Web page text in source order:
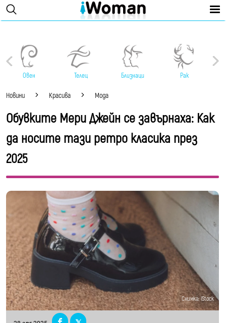
Овен Телец Близнаци Рак
Новини Красива Мода
Обувките Мери Джейн се завърнаха: Как
да носите тази ретро класика през
2025
Снимка: iStock